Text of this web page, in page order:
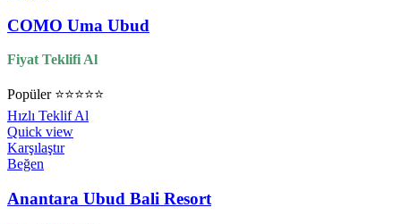
COMO Uma Ubud
Fiyat Teklifi Al
Popüler ⭐⭐⭐⭐⭐
Hızlı Teklif Al
Quick view
Karşılaştır
Beğen
Anantara Ubud Bali Resort